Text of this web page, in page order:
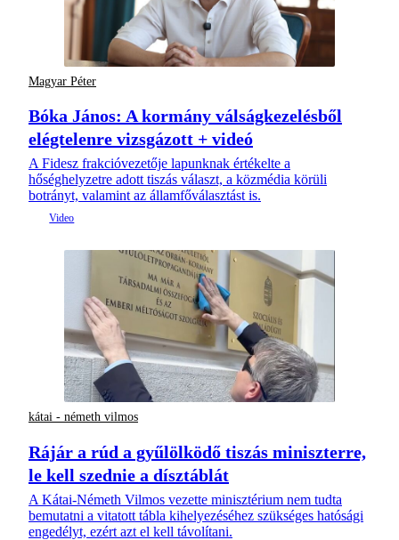
Magyar Péter
Bóka János: A kormány válságkezelésből
elégtelenre vizsgázott + videó
A Fidesz frakcióvezetője lapunknak értékelte a
hőséghelyzetre adott tiszás választ, a közmédia körüli
botrányt, valamint az államfőválasztást is.
kátai - németh vilmos
Rájár a rúd a gyűlölködő tiszás miniszterre,
le kell szednie a dísztáblát
A Kátai-Németh Vilmos vezette minisztérium nem tudta
bemutatni a vitatott tábla kihelyezéséhez szükséges hatósági
engedélyt, ezért azt el kell távolítani.